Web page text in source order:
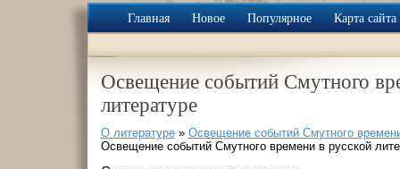
Главная Новое Популярное Карта сайта
Освещение событий Смутного
литературе
О литературе» Освещение событий Смутного
Освещение событий Смутного времени в русской